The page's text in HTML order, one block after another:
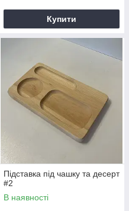
Купити
Підставка під чашку та десерт
#2
В наявності